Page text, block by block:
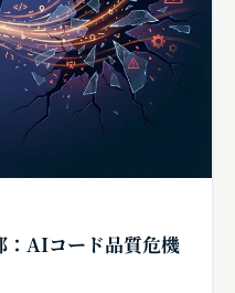
：AIコード品質危機